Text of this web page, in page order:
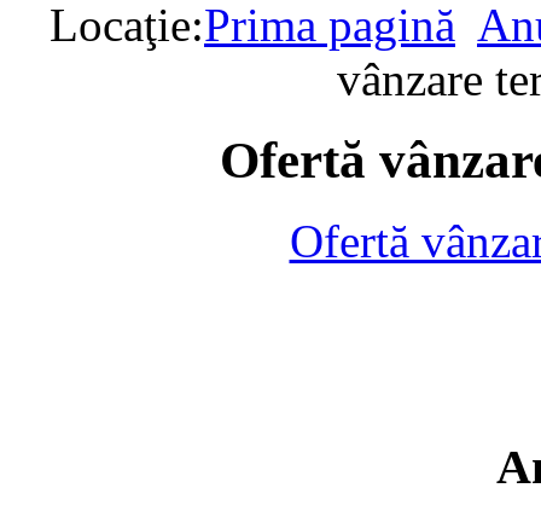
Locaţie:Prima pagină
vânzare
Ofertă
Ofertă